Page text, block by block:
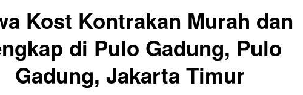
Kost Kontrakan Murah dan
di Pulo Gadung, Pulo
Gadung, Jakarta Timur